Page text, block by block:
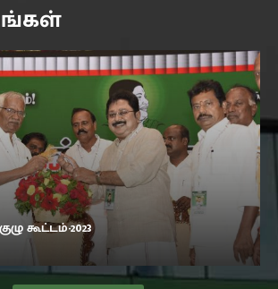
கூட்டம்-2023